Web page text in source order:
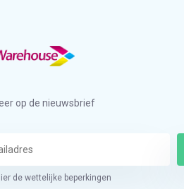
op de nieuwsbrief
de wettelijke beperkingen